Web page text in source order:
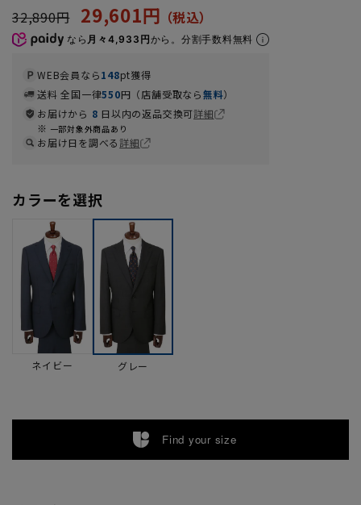
32,890円
29,601円
なら 月々4,933円から。分割手数料無料
WEB会員なら148pt獲得
送料 全国一律550円（店舗受取なら無料）
お届けから 8 日以内の返品交換可詳細
一部対象外商品あり
お届け日を調べる詳細
カラーを選択
ネイビー グレー
Find your size